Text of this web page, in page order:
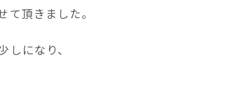
て頂きました。
になり、